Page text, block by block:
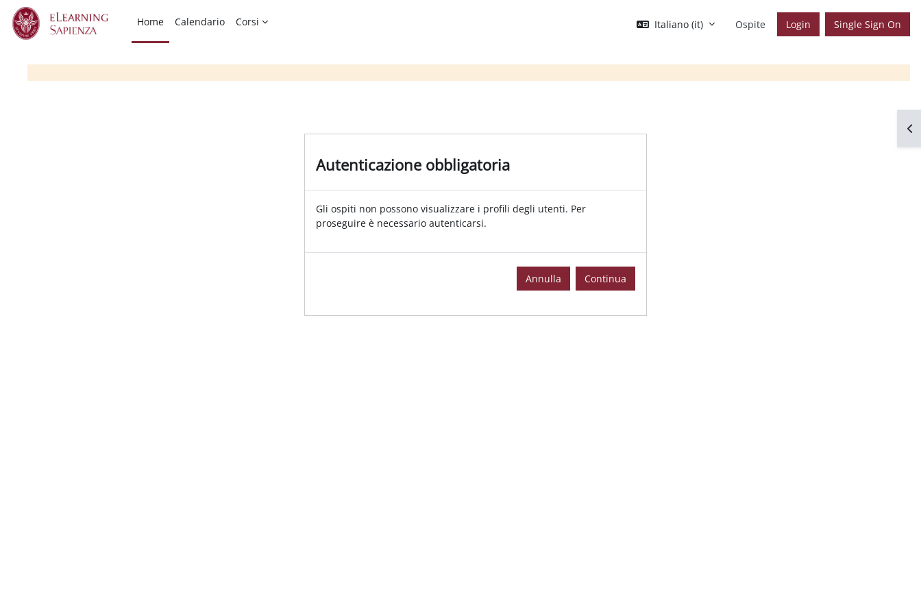
Vai al contenuto principale
Home
Calendario Corsi Italiano ‎(it)‎ Ospite Login Single Sign On
Autenticazione obbligatoria
Gli ospiti non possono visualizzare i profili degli utenti. Per
proseguire è necessario autenticarsi.
Annulla Continua